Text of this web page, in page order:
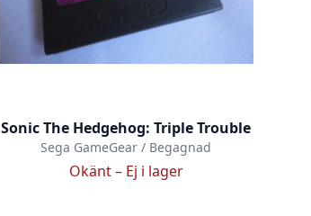
Sonic The Hedgehog: Triple Trouble
Sega GameGear / Begagnad
Okänt – Ej i lager